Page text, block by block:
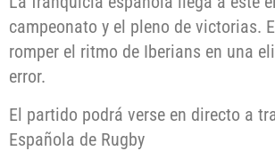
campeonato y el pleno de victorias.
romper el ritmo de Iberians en una
error.
El partido podrá verse en directo a
Española de Rugby